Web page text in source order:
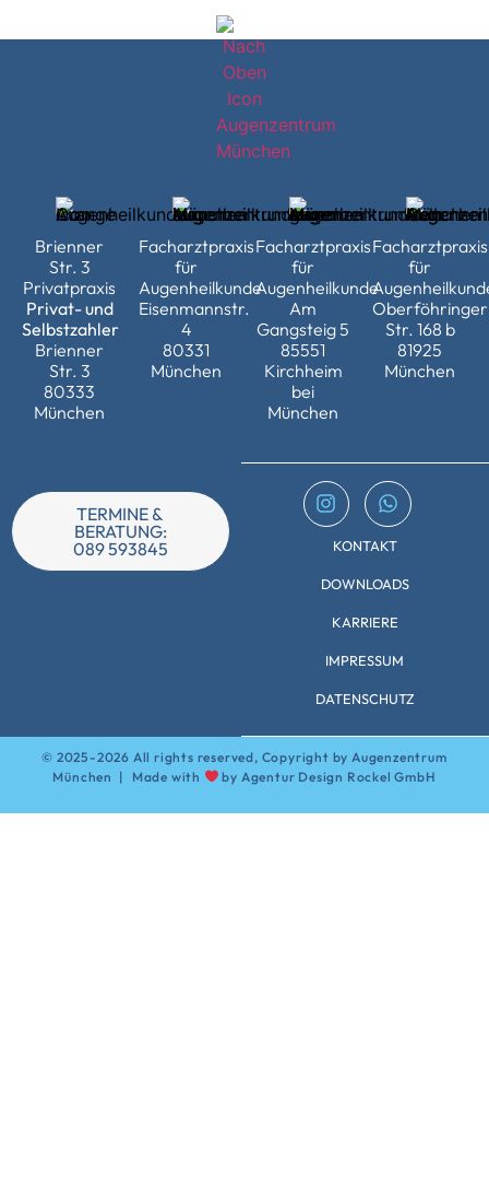
Brienner
Str. 3
Privatpraxis
Privat- und
Selbstzahler
Brienner
Str. 3
80333
München
Facharztpraxis
für
Augenheilkunde
Eisenmannstr.
4
80331
München
Facharztpraxis
für
Augenheilkunde
Am
Gangsteig 5
85551
Kirchheim
bei
München
Facharztpraxis
für
Oberföhringer
Str. 168 b
81925
München
TERMINE &
BERATUNG:
089 593845
KONTAKT
DOWNLOADS
KARRIERE
IMPRESSUM
DATENSCHUTZ
© 2025-2026 All rights reserved, Copyright by Augenzentrum
München | Made with
by Agentur Design Rockel GmbH